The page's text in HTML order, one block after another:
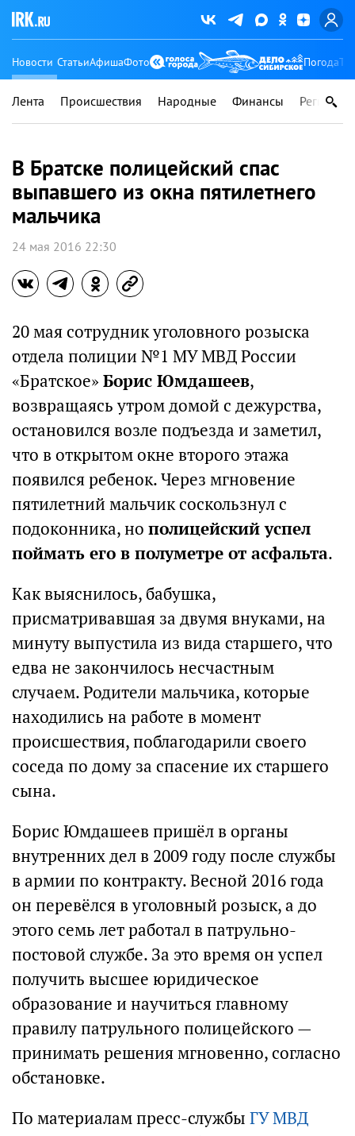
Новости СтатьиАфишаФото Погода
Лента Происшествия Народные Финансы Регионы
В Братске полицейский спас
выпавшего из окна пятилетнего
мальчика
24 мая 2016 22:30
20 мая сотрудник уголовного розыска
отдела полиции №1 МУ МВД России
«Братское»Борис Юмдашеев,
возвращаясь утром домой с дежурства,
остановился возле подъезда и заметил,
что в открытом окне второго этажа
появился ребенок. Через мгновение
пятилетний мальчик соскользнул с
подоконника, но полицейский успел
поймать его в полуметре от асфальта.
Как выяснилось, бабушка,
присматривавшая за двумя внуками, на
минуту выпустила из вида старшего, что
едва не закончилось несчастным
случаем. Родители мальчика, которые
находились на работе в момент
происшествия, поблагодарили своего
соседа по дому за спасение их старшего
сына.
Борис Юмдашеев пришёл в органы
внутренних дел в 2009 году после службы
в армии по контракту. Весной 2016 года
он перевёлся в уголовный розыск, а до
этого семь лет работал в патрульно-
постовой службе. За это время он успел
получить высшее юридическое
образование и научиться главному
правилу патрульного полицейского —
принимать решения мгновенно, согласно
обстановке.
По материалам пресс-службы ГУ МВД